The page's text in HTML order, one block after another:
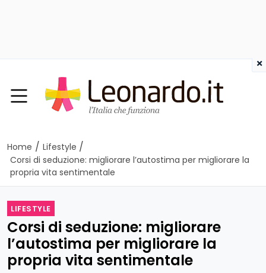
Home / Lifestyle /
Corsi di seduzione: migliorare l’autostima per migliorare la
propria vita sentimentale
LIFESTYLE
Corsi di seduzione: migliorare
l’autostima per migliorare la
propria vita sentimentale
×